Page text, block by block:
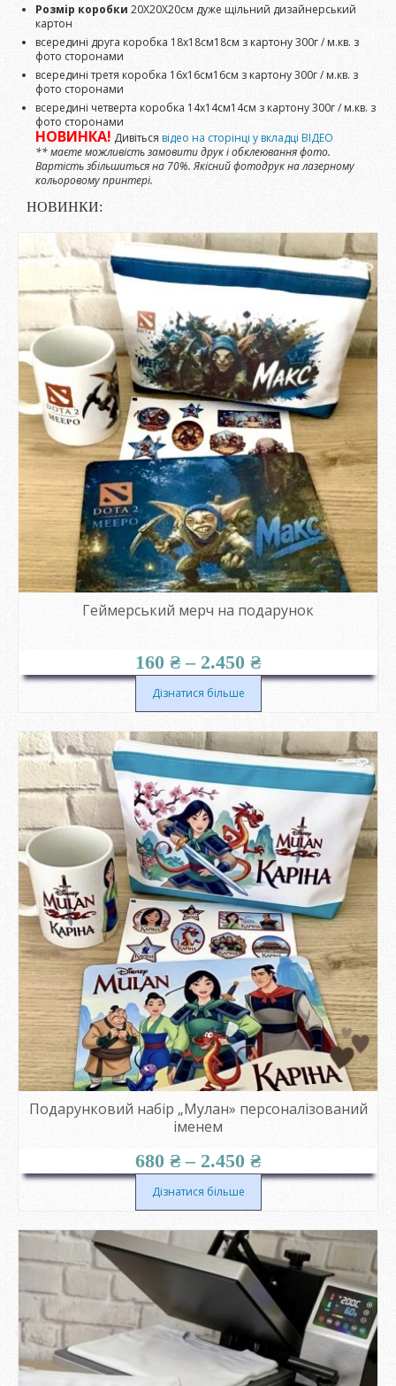
Розмір коробки 20Х20Х20см дуже щільний дизайнерський
картон
всередині друга коробка 18х18см18см з картону 300г / м.кв. з
фото сторонами
всередині третя коробка 16х16см16см з картону 300г / м.кв. з
фото сторонами
всередині четверта коробка 14х14см14см з картону 300г / м.кв. з
фото сторонами
НОВИНКА! Дивіться відео на сторінці у вкладці ВІДЕО
** маєте можливість замовити друк і обклеювання фото.
Вартість збільшиться на 70%. Якісний фотодрук на лазерному
кольоровому принтері.
НОВИНКИ:
Геймерський мерч на подарунок
160 ₴ – 2.450 ₴Діапазон
цін:
від
до
2.450 ₴
Дізнатися більше
Подарунковий набір „Мулан» персоналізований
іменем
680 ₴ – 2.450 ₴Діапазон
цін:
від
до
2.450 ₴
Дізнатися більше